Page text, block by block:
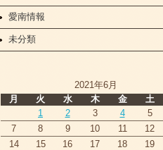
愛南情報
未分類
2021年6月
月
火 水 木 金 土
1
2 3 4 5
7
8 9 10 11 12
14
15 16 17 18 19